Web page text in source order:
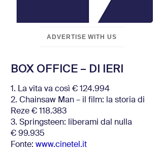
ADVERTISE WITH US
BOX OFFICE – DI IERI
1. La vita va così € 124.994
2. Chainsaw Man – il film: la storia di
Reze € 118.383
3. Springsteen: liberami dal nulla
€ 99.935
Fonte: www.cinetel.it